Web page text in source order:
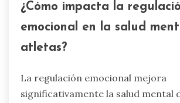
¿Cómo impacta la
emocional en la salud
atletas?
La regulación emocional mejora
significativamente la salud mental